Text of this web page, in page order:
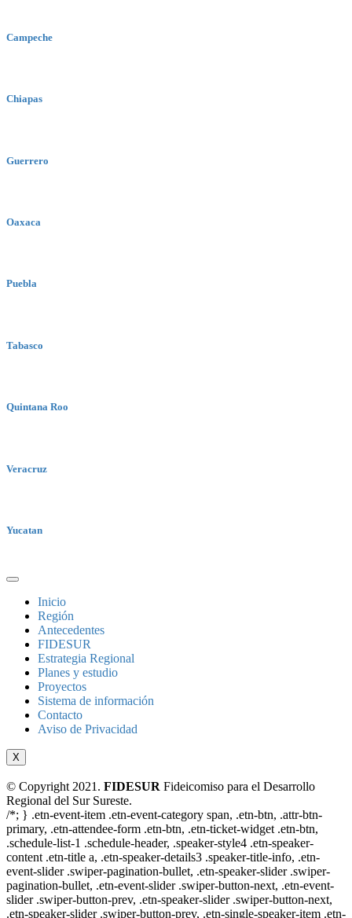
Campeche
Chiapas
Guerrero
Oaxaca
Puebla
Tabasco
Quintana Roo
Veracruz
Yucatan
Inicio
Región
Antecedentes
FIDESUR
Estrategia Regional
Planes y estudio
Proyectos
Sistema de información
Contacto
Aviso de Privacidad
X
© Copyright 2021. FIDESUR Fideicomiso para el Desarrollo
Regional del Sur Sureste.
/*; } .etn-event-item .etn-event-category span, .etn-btn, .attr-btn-
primary, .etn-attendee-form .etn-btn, .etn-ticket-widget .etn-btn,
.schedule-list-1 .schedule-header, .speaker-style4 .etn-speaker-
content .etn-title a, .etn-speaker-details3 .speaker-title-info, .etn-
event-slider .swiper-pagination-bullet, .etn-speaker-slider .swiper-
pagination-bullet, .etn-event-slider .swiper-button-next, .etn-event-
slider .swiper-button-prev, .etn-speaker-slider .swiper-button-next,
.etn-speaker-slider .swiper-button-prev, .etn-single-speaker-item .etn-